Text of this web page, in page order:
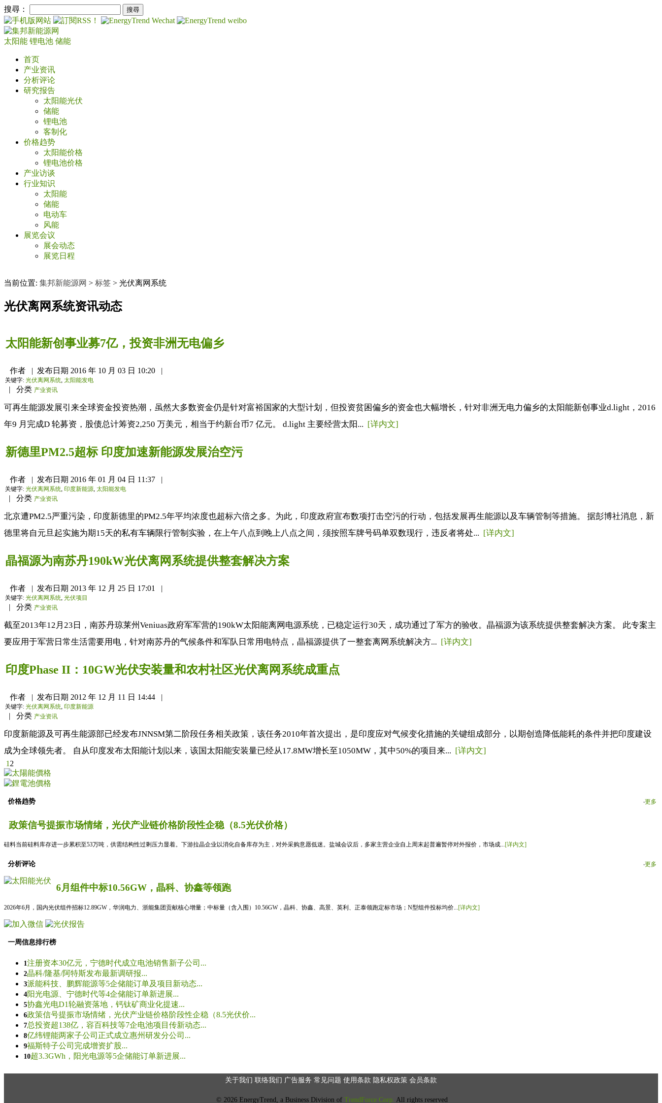
搜尋：
太阳能 锂电池 储能
首页
产业资讯
分析评论
研究报告
太阳能光伏
储能
锂电池
客制化
价格趋势
太阳能价格
锂电池价格
产业访谈
行业知识
太阳能
储能
电动车
风能
展览会议
展会动态
展览日程
当前位置: 集邦新能源网 > 标签 > 光伏离网系统
光伏离网系统资讯动态
太阳能新创事业募7亿，投资非洲无电偏乡
作者 | 发布日期 2016 年 10 月 03 日 10:20 |
关键字: 光伏离网系统, 太阳能发电
| 分类 产业资讯
可再生能源发展引来全球资金投资热潮，虽然大多数资金仍是针对富裕国家的大型计划，但投资贫困偏乡的资金也大幅增长，针对非洲无电力偏乡的太阳能新创事业d.light，2016
年9 月完成D 轮募资，股债总计筹资2,250 万美元，相当于约新台币7 亿元。 d.light 主要经营太阳... [详内文]
新德里PM2.5超标 印度加速新能源发展治空污
作者 | 发布日期 2016 年 01 月 04 日 11:37 |
关键字: 光伏离网系统, 印度新能源, 太阳能发电
| 分类 产业资讯
北京遭PM2.5严重污染，印度新德里的PM2.5年平均浓度也超标六倍之多。为此，印度政府宣布数项打击空污的行动，包括发展再生能源以及车辆管制等措施。 据彭博社消息，新
德里将自元旦起实施为期15天的私有车辆限行管制实验，在上午八点到晚上八点之间，须按照车牌号码单双数现行，违反者将处... [详内文]
晶福源为南苏丹190kW光伏离网系统提供整套解决方案
作者 | 发布日期 2013 年 12 月 25 日 17:01 |
关键字: 光伏离网系统, 光伏项目
| 分类 产业资讯
截至2013年12月23日，南苏丹琼莱州Veniuas政府军军营的190kW太阳能离网电源系统，已稳定运行30天，成功通过了军方的验收。晶福源为该系统提供整套解决方案。 此专案主
要应用于军营日常生活需要用电，针对南苏丹的气候条件和军队日常用电特点，晶福源提供了一整套离网系统解决方... [详内文]
印度Phase II：10GW光伏安装量和农村社区光伏离网系统成重点
作者 | 发布日期 2012 年 12 月 11 日 14:44 |
关键字: 光伏离网系统, 印度新能源
| 分类 产业资讯
印度新能源及可再生能源部已经发布JNNSM第二阶段任务相关政策，该任务2010年首次提出，是印度应对气候变化措施的关键组成部分，以期创造降低能耗的条件并把印度建设
成为全球领先者。 自从印度发布太阳能计划以来，该国太阳能安装量已经从17.8MW增长至1050MW，其中50%的项目来... [详内文]
1 2
价格趋势 ‧更多
政策信号提振市场情绪，光伏产业链价格阶段性企稳（8.5光伏价格）
硅料当前硅料库存进一步累积至53万吨，供需结构性过剩压力显着。下游拉晶企业以消化自备库存为主，对外采购意愿低迷。盐城会议后，多家主营企业自上周末起普遍暂停对外报价，市场成...[详内文]
分析评论 ‧更多
6月组件中标10.56GW，晶科、协鑫等领跑
2026年6月，国内光伏组件招标12.89GW，华润电力、浙能集团贡献核心增量；中标量（含入围）10.56GW，晶科、协鑫、高景、英利、正泰领跑定标市场；N型组件投标均价... [详内文]
一周信息排行榜
1注册资本30亿元，宁德时代成立电池销售新子公司...
2晶科/隆基/阿特斯发布最新调研报...
3派能科技、鹏辉能源等5企储能订单及项目新动态...
4阳光电源、宁德时代等4企储能订单新进展...
5协鑫光电D1轮融资落地，钙钛矿商业化提速...
6政策信号提振市场情绪，光伏产业链价格阶段性企稳（8.5光伏价...
7总投资超138亿，容百科技等7企电池项目传新动态...
8亿纬锂能两家子公司正式成立惠州研发分公司...
9福斯特子公司完成增资扩股...
10超3.3GWh，阳光电源等5企储能订单新进展...
关于我们 联络我们 广告服务 常见问题 使用条款 隐私权政策 会员条款
© 2026 EnergyTrend, a Business Division of TrendForce Corp. All rights reserved